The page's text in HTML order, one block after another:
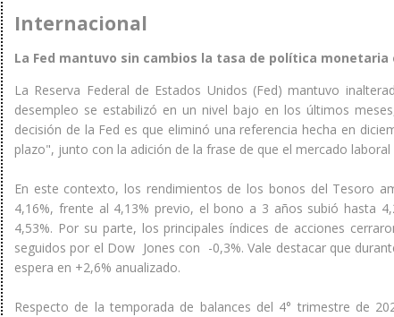
Internacional
La Fed mantuvo sin cambios la tasa de política
La Reserva Federal de Estados Unidos (Fed) mantuvo
desempleo se estabilizó en un nivel bajo en los últimos
decisión de la Fed es que eliminó una referencia hecha en
plazo", junto con la adición de la frase de que el mercado
En este contexto, los rendimientos de los bonos del Tesoro
4,16%, frente al 4,13% previo, el bono a 3 años subió hasta
4,53%. Por su parte, los principales índices de acciones
seguidos por el Dow Jones con -0,3%. Vale destacar que
espera en +2,6% anualizado.
Respecto de la temporada de balances del 4° trimestre de